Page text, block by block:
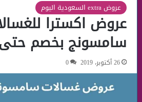
عروض extra السعودية اليوم
عروض اكسترا
سامسونج بخصم حتى
26 أكتوبر، 2019 0